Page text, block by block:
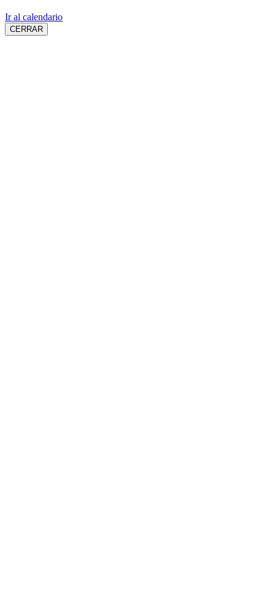
Ir al calendario
CERRAR